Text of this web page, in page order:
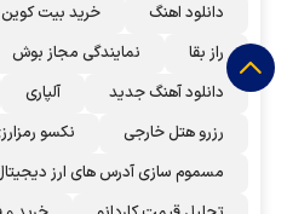
دانلود اهنگ خرید بیت کوین
راز بقا
نمایندگی مجاز بوش
دانلود آهنگ جدید
آلپاری
رزرو هتل خارجی
نکسو
مسموم سازی آدرس های ارز